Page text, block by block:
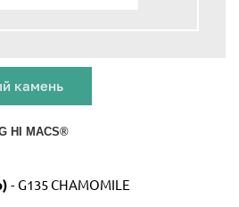
камень
HI MACS®
- G135 CHAMOMILE